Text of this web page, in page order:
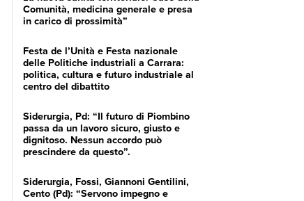
Comunità, medicina generale e presa
in carico di prossimità”
Festa de l’Unità e Festa nazionale
delle Politiche industriali a Carrara:
politica, cultura e futuro industriale al
centro del dibattito
Siderurgia, Pd: “Il futuro di Piombino
passa da un lavoro sicuro, giusto e
dignitoso. Nessun accordo può
prescindere da questo”.
Siderurgia, Fossi, Giannoni Gentilini,
Cento (Pd): “Servono impegno e